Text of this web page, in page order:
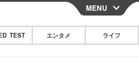
CLOSE
MENU
TEST エンタメ ライフ